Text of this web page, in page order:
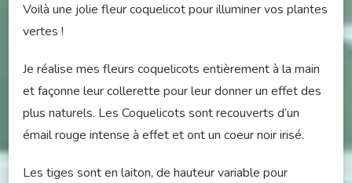
Voilà une jolie fleur coquelicot pour illuminer vos plantes
vertes !
Je réalise mes fleurs coquelicots entièrement à la main
et façonne leur collerette pour leur donner un effet des
plus naturels. Les Coquelicots sont recouverts d’un
émail rouge intense à effet et ont un coeur noir irisé.
Les tiges sont en laiton, de hauteur variable pour